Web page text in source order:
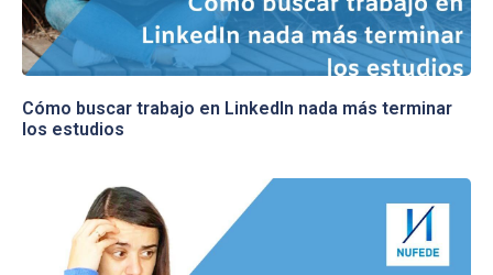
Cómo buscar trabajo en LinkedIn nada más terminar
los estudios